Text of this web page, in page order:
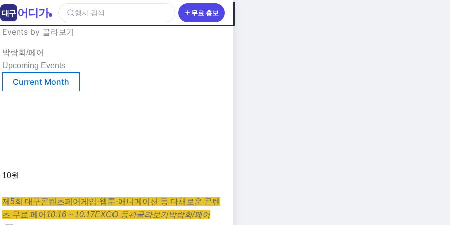
Events by 골라보기
박람회/페어
Upcoming Events
Current Month
10월
제5회 대구콘텐츠페어 게임·웹툰·애니메이션 등 다채로운 콘텐
츠 무료 페어 10.16 ~ 10.17EXCO 동관골라보기박람회/페어
대구 어디가 행사 검색 무료 홍보